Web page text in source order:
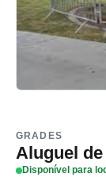
GRADES
Aluguel
Disponível para